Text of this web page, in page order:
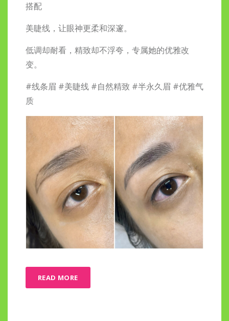
搭配
美睫线 ，让眼神更柔和深邃。
低调却耐看，精致却不浮夸，专属她的优雅改
变。
#线条眉 #美睫线 #自然精致 #半永久眉 #优雅气
质
READ MORE